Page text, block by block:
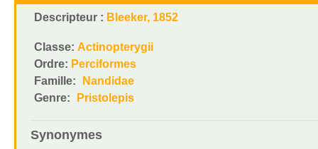
Descripteur : Bleeker, 1852
Classe: Actinopterygii
Ordre: Perciformes
Famille:
Nandidae
Genre:
Pristolepis
Synonymes